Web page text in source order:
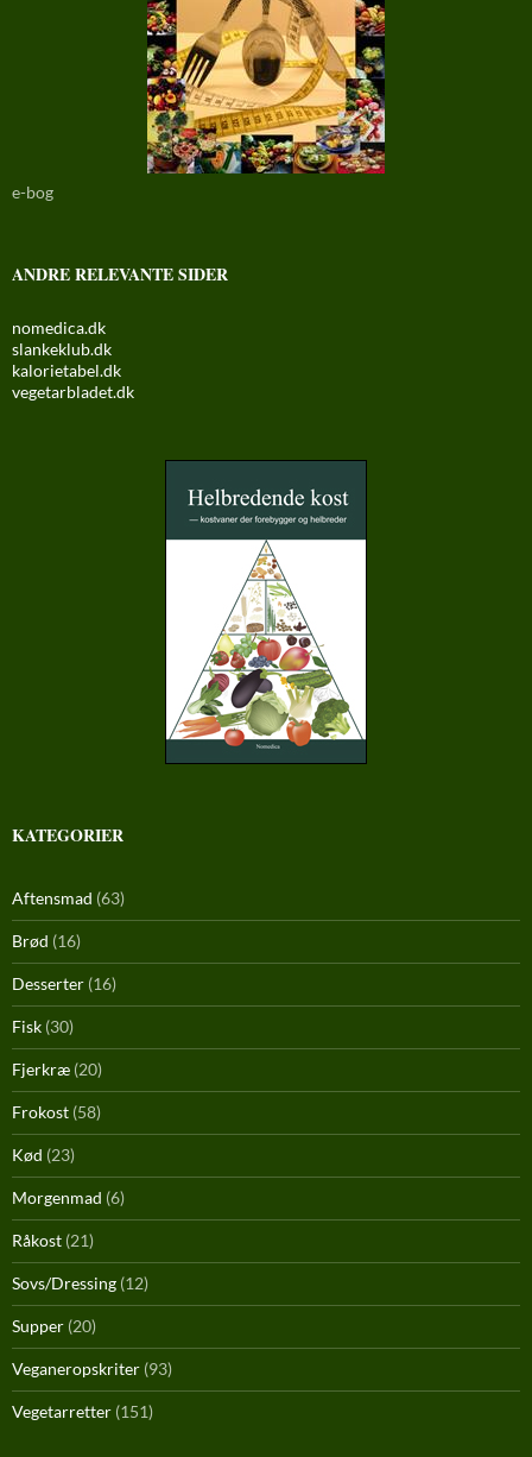
e-bog
ANDRE RELEVANTE SIDER
nomedica.dk
slankeklub.dk
kalorietabel.dk
vegetarbladet.dk
KATEGORIER
Aftensmad (63)
Brød (16)
Desserter (16)
Fisk (30)
Fjerkræ (20)
Frokost (58)
Kød (23)
Morgenmad (6)
Råkost (21)
Sovs/Dressing (12)
Supper (20)
Veganeropskriter (93)
Vegetarretter (151)